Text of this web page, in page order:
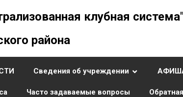
клубная система"
района
Сведения об учреждении
Часто задаваемые вопросы